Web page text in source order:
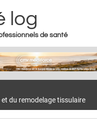
log
de santé
et du remodelage tissulaire